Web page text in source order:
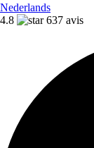
Nederlands
4.8
637 avis